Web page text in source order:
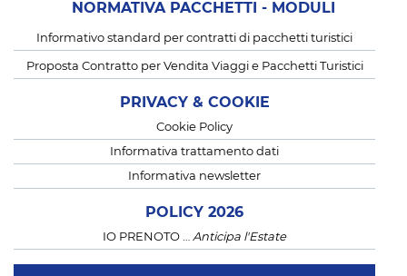
NORMATIVA PACCHETTI - MODULI
Informativo standard per contratti di pacchetti turistici
Proposta Contratto per Vendita Viaggi e Pacchetti Turistici
PRIVACY & COOKIE
Cookie Policy
Informativa trattamento dati
Informativa newsletter
POLICY 2026
IO PRENOTO … Anticipa l'Estate